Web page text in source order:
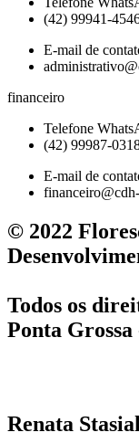
(42) 99941-
E-mail de
financeiro
Telefone
(42) 99987-
E-mail de
© 2022
Todos os
Ponta
Renata